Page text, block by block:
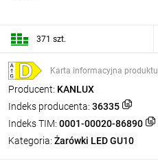
Karta informacyjna produktu
Producent: KANLUX
Indeks producenta: 36335
Indeks TIM: 0001-00020-86890
Kategoria: Żarówki LED GU10
371 szt.